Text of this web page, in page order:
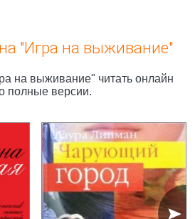
"Игра на выживание"
на выживание" читать онлайн
полные версии.